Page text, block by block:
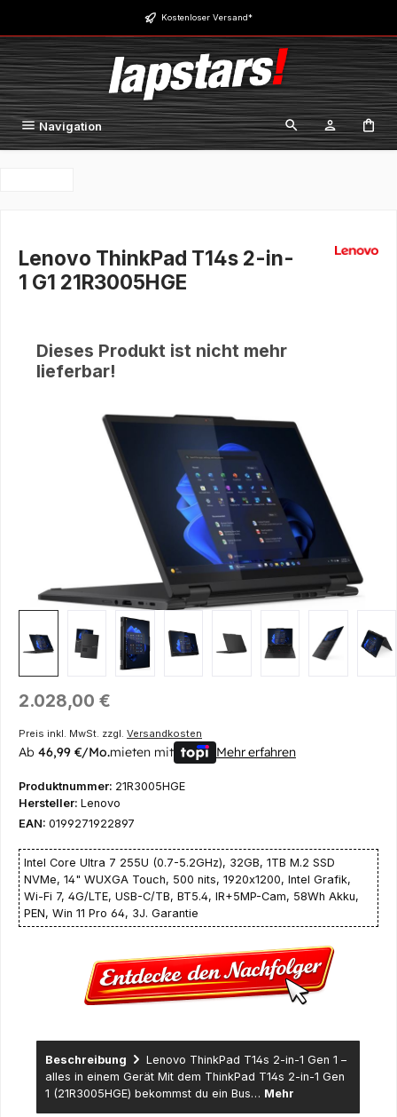
Zum Hauptinhalt springen Kostenloser Versand*
Navigation
Lenovo ThinkPad T14s 2-in-
1 G1 21R3005HGE
Dieses Produkt ist nicht mehr
lieferbar!
Bildergalerie überspringen
Regulärer Preis:
2.028,00 €
Preis inkl. MwSt. zzgl. Versandkosten
Ab 46,99 €/Mo.mieten mit Mehr erfahren
Produktnummer: 21R3005HGE
Hersteller: Lenovo
EAN: 0199271922897
Intel Core Ultra 7 255U (0.7-5.2GHz), 32GB, 1TB M.2 SSD
NVMe, 14" WUXGA Touch, 500 nits, 1920x1200, Intel Grafik,
Wi-Fi 7, 4G/LTE, USB-C/TB, BT5.4, IR+5MP-Cam, 58Wh Akku,
PEN, Win 11 Pro 64, 3J. Garantie
Beschreibung
Lenovo ThinkPad T14s 2-in-1 Gen 1 –
alles in einem Gerät Mit dem ThinkPad T14s 2-in-1 Gen
1 (21R3005HGE) bekommst du ein Bus… Mehr